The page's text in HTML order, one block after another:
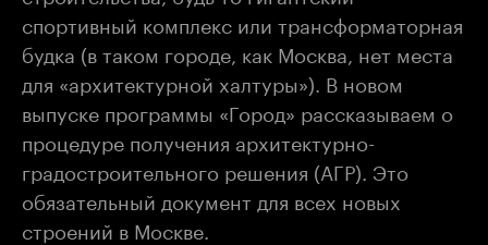
спортивный комплекс или трансформаторная
будка (в таком городе, как Москва, нет места
для «архитектурной халтуры»). В новом
выпуске программы «Город» рассказываем о
процедуре получения архитектурно-
градостроительного решения (АГР). Это
обязательный документ для всех новых
строений в Москве.